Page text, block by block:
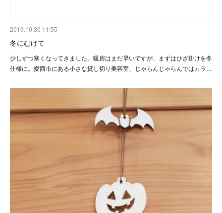
2019.10.30 11:55
冬にむけて
少しずつ寒くなってきました。暖房はまだ早いですが、まずはひざ掛けを冬
仕様に。愛西市にある小さな貸し切り美容室、じゃらんじゃらんではカラ…